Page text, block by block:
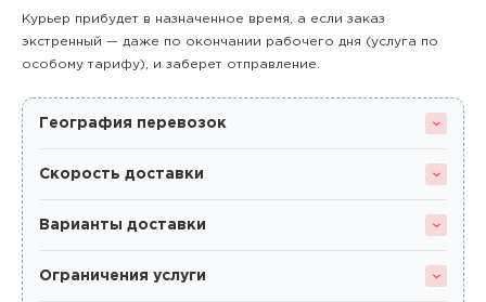
Курьер прибудет в назначенное время, а если заказ
экстренный — даже по окончании рабочего дня (услуга по
особому тарифу), и заберет отправление.
География перевозок
Скорость доставки
Варианты доставки
Ограничения услуги